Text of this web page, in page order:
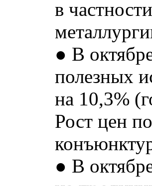
в
● В
полезных
на 10,3%
Рост цен
● В